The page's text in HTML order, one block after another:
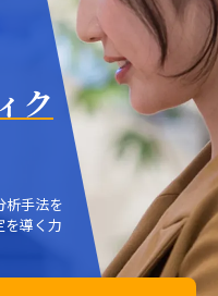
ク
析手法を
を導く力